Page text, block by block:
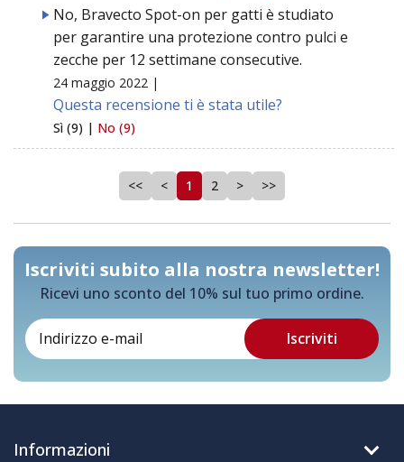
No, Bravecto Spot-on per gatti è studiato
per garantire una protezione contro pulci e
zecche per 12 settimane consecutive.
24 maggio 2022 |
Questa recensione ti è stata utile?
Sì (9) | No (9)
<< < 1 2 > >>
Iscriviti subito alla nostra newsletter!
Ricevi uno sconto del 10% sul tuo primo ordine.
Informazioni